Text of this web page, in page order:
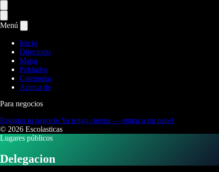
Menú
Inicio
Directorio
Mapa
Poblados
Categorías
Acerca de
Para negocios
Registra tu negocioYa tengo cuenta — entrar a mi panel
© 2026 Escolasticas
Lugares públicos
Delegacion